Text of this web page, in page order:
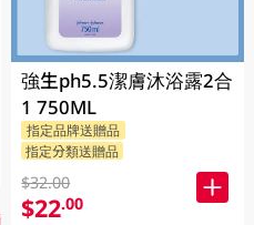
強生ph5.5潔膚沐浴露2合
1 750ML
指定品牌送贈品
指定分類送贈品
$32.00
$22.00